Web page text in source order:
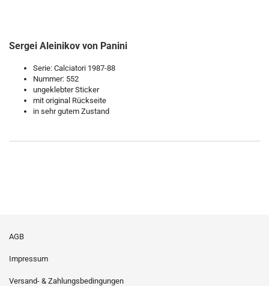
Sergei Aleinikov von Panini
Serie: Calciatori 1987-88
Nummer: 552
ungeklebter Sticker
mit original Rückseite
in sehr gutem Zustand
AGB
Impressum
Versand- & Zahlungsbedingungen